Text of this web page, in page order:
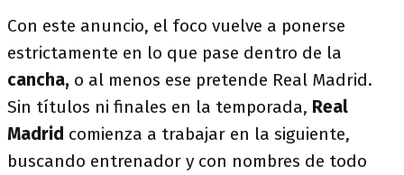
Con este anuncio, el foco vuelve a ponerse
estrictamente en lo que pase dentro de la
cancha, o al menos ese pretende Real Madrid.
Sin títulos ni finales en la temporada, Real
Madrid comienza a trabajar en la siguiente,
buscando entrenador y con nombres de todo